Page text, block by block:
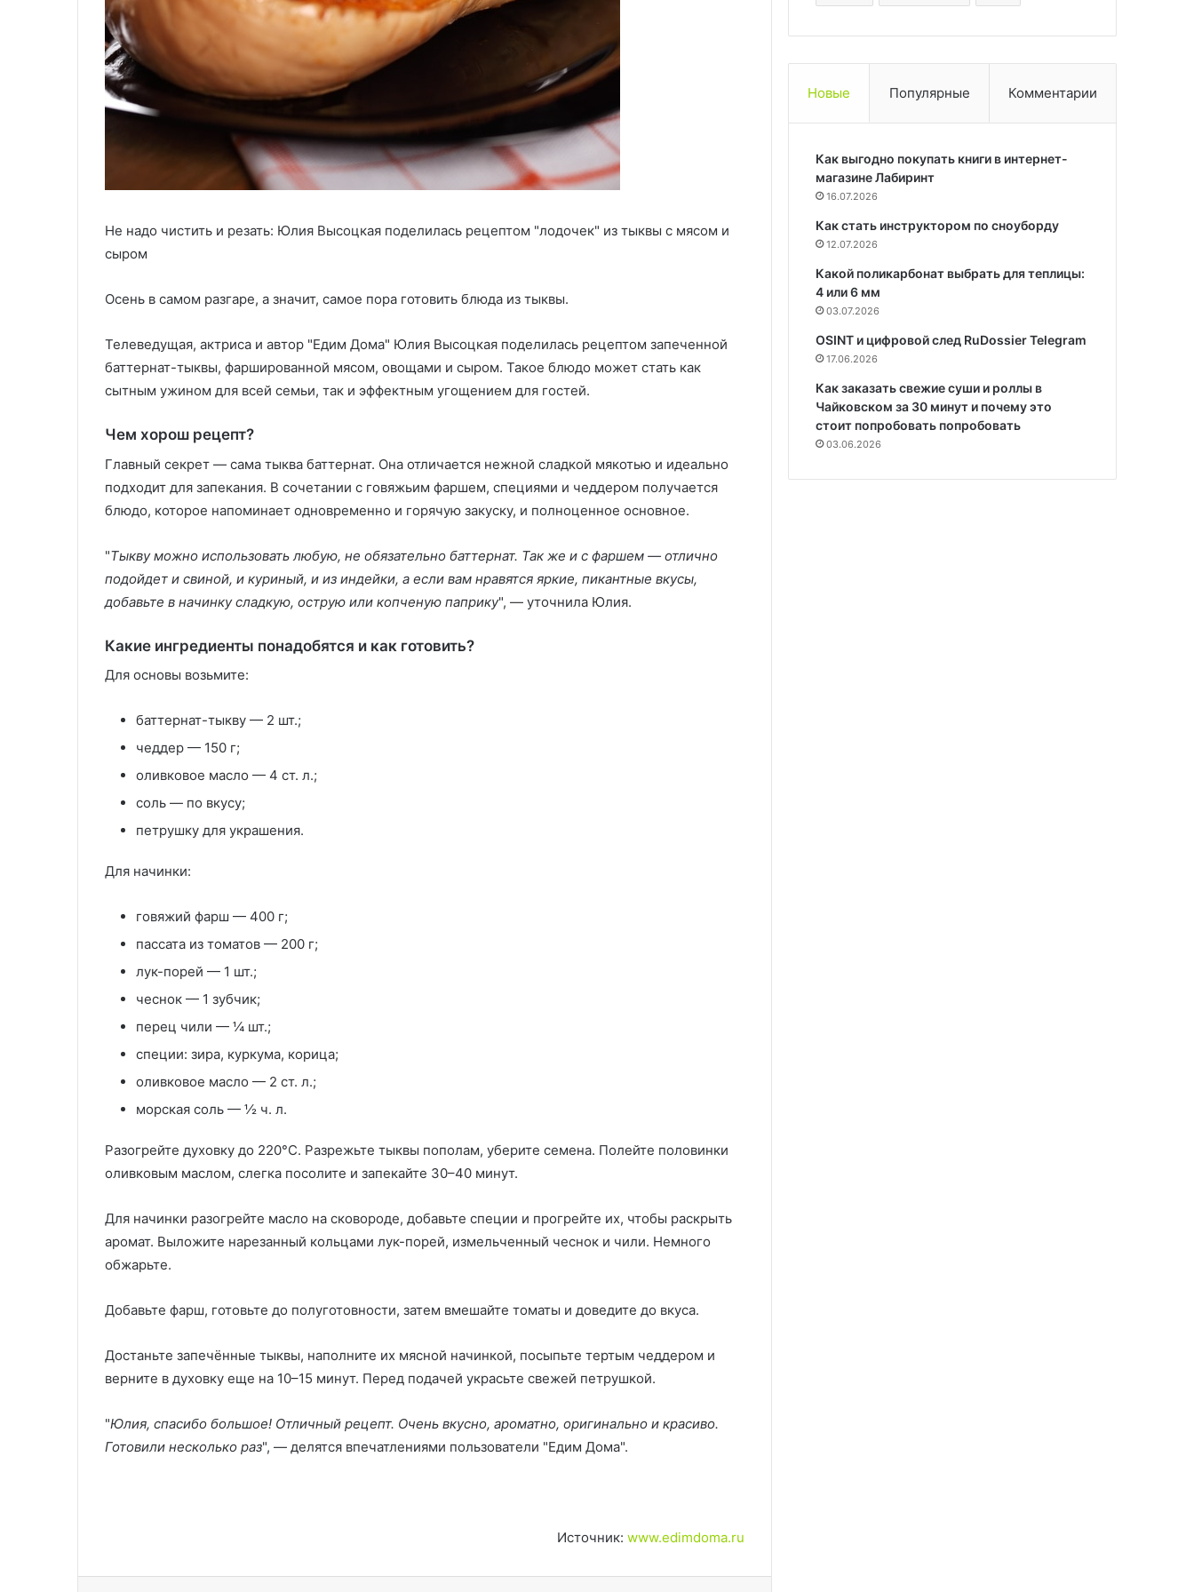
Не надо чистить и резать: Юлия Высоцкая поделилась рецептом "лодочек" из тыквы с мясом и
сыром
Осень в самом разгаре, а значит, самое пора готовить блюда из тыквы.
Телеведущая, актриса и автор "Едим Дома" Юлия Высоцкая поделилась рецептом запеченной
баттернат-тыквы, фаршированной мясом, овощами и сыром. Такое блюдо может стать как
сытным ужином для всей семьи, так и эффектным угощением для гостей.
Чем хорош рецепт?
Главный секрет — сама тыква баттернат. Она отличается нежной сладкой мякотью и идеально
подходит для запекания. В сочетании с говяжьим фаршем, специями и чеддером получается
блюдо, которое напоминает одновременно и горячую закуску, и полноценное основное.
"Тыкву можно использовать любую, не обязательно баттернат. Так же и с фаршем — отлично
подойдет и свиной, и куриный, и из индейки, а если вам нравятся яркие, пикантные вкусы,
добавьте в начинку сладкую, острую или копченую паприку", — уточнила Юлия.
Какие ингредиенты понадобятся и как готовить?
Для основы возьмите:
баттернат-тыкву — 2 шт.;
чеддер — 150 г;
оливковое масло — 4 ст. л.;
соль — по вкусу;
петрушку для украшения.
Для начинки:
говяжий фарш — 400 г;
пассата из томатов — 200 г;
лук-порей — 1 шт.;
чеснок — 1 зубчик;
перец чили — ¼ шт.;
специи: зира, куркума, корица;
оливковое масло — 2 ст. л.;
морская соль — ½ ч. л.
Разогрейте духовку до 220°C. Разрежьте тыквы пополам, уберите семена. Полейте половинки
оливковым маслом, слегка посолите и запекайте 30–40 минут.
Для начинки разогрейте масло на сковороде, добавьте специи и прогрейте их, чтобы раскрыть
аромат. Выложите нарезанный кольцами лук-порей, измельченный чеснок и чили. Немного
обжарьте.
Добавьте фарш, готовьте до полуготовности, затем вмешайте томаты и доведите до вкуса.
Достаньте запечённые тыквы, наполните их мясной начинкой, посыпьте тертым чеддером и
верните в духовку еще на 10–15 минут. Перед подачей украсьте свежей петрушкой.
"Юлия, спасибо большое! Отличный рецепт. Очень вкусно, ароматно, оригинально и красиво.
Готовили несколько раз", — делятся впечатлениями пользователи "Едим Дома".
Источник: www.edimdoma.ru
Новые Популярные Комментарии
Как выгодно покупать книги в интернет-
магазине Лабиринт
16.07.2026
Как стать инструктором по сноуборду
12.07.2026
Какой поликарбонат выбрать для теплицы:
4 или 6 мм
03.07.2026
OSINT и цифровой след RuDossier Telegram
17.06.2026
Как заказать свежие суши и роллы в
Чайковском за 30 минут и почему это
стоит попробовать попробовать
03.06.2026